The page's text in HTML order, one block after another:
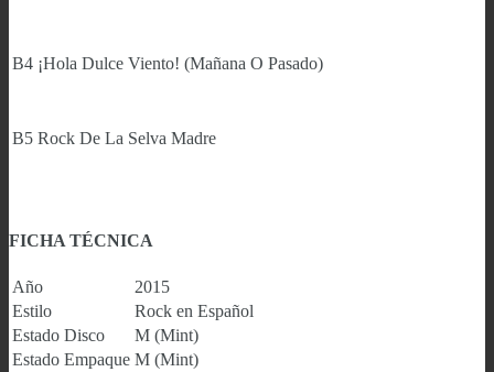
B4 ¡Hola Dulce Viento! (Mañana O Pasado)
B5 Rock De La Selva Madre
FICHA TÉCNICA
Año
2015
Estilo
Rock en Español
Estado Disco
M (Mint)
Estado Empaque M (Mint)